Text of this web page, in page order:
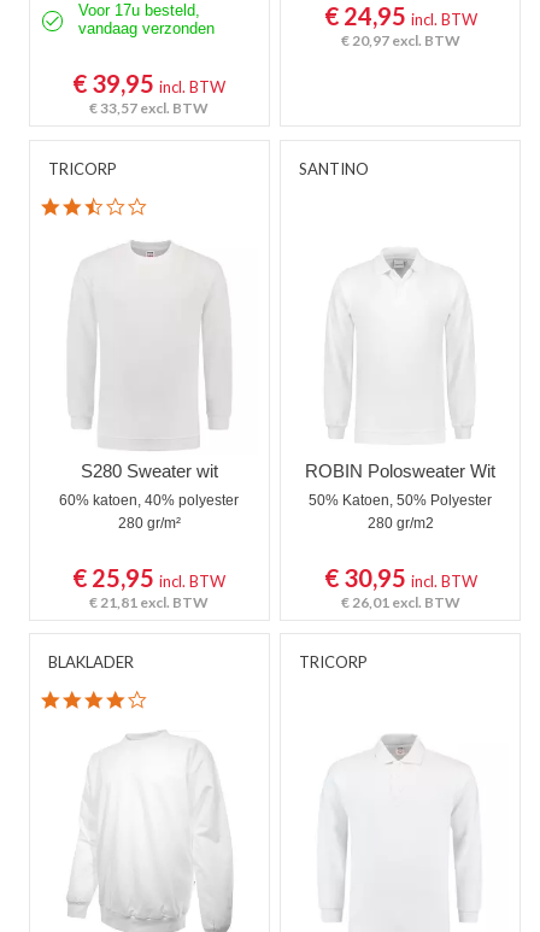
Werktruien met colkraag
Kindertruien
Voor 17u besteld,
vandaag verzonden
€ 39,95incl. BTW
€ 33,57 excl. BTW
€ 24,95 incl. BTW
€ 20,97 excl. BTW
TRICORP
S280 Sweater wit
60% katoen, 40% polyester
280 gr/m²
€ 25,95incl. BTW
€ 21,81 excl. BTW
SANTINO
ROBIN Polosweater Wit
50% Katoen, 50% Polyester
280 gr/m2
€ 30,95 incl. BTW
€ 26,01 excl. BTW
BLAKLADER TRICORP